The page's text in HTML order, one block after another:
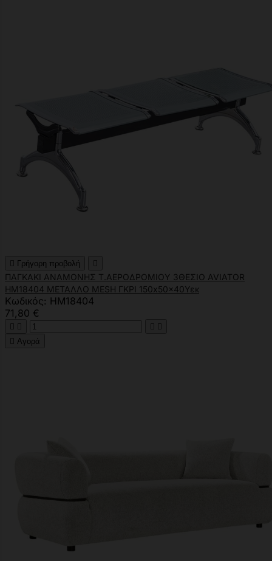
 Γρήγορη προβολή 
ΠΑΓΚΑΚΙ ΑΝΑΜΟΝΗΣ Τ.ΑΕΡΟΔΡΟΜΙΟΥ 3ΘΕΣΙΟ AVIATOR
HM18404 ΜΕΤΑΛΛΟ MESH ΓΚΡΙ 150x50x40Υεκ
Κωδικός: HM18404
71,80 €
   
 Αγορά